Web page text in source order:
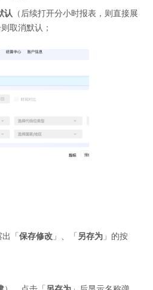
认 （后续打开分小时报表，则直接展
取消默认；
出「保存修改」、「另存为」的按